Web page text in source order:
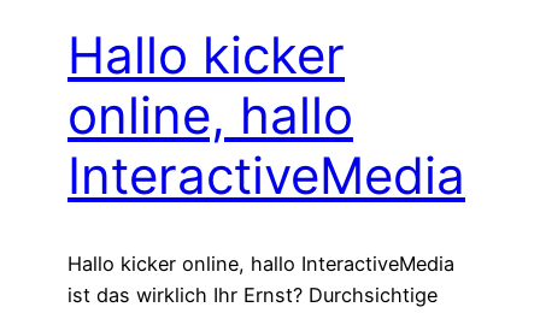
Hallo kicker
online, hallo
InteractiveMedia
Hallo kicker online, hallo InteractiveMedia
ist das wirklich Ihr Ernst? Durchsichtige